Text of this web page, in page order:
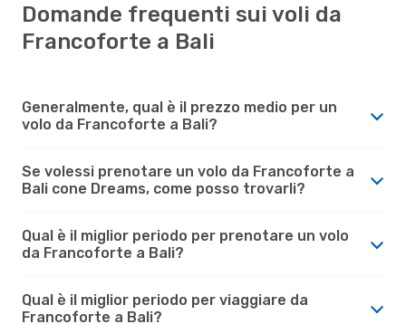
Domande frequenti sui voli da
Francoforte a Bali
Generalmente, qual è il prezzo medio per un
volo da Francoforte a Bali?
Se volessi prenotare un volo da Francoforte a
Bali cone Dreams, come posso trovarli?
Qual è il miglior periodo per prenotare un volo
da Francoforte a Bali?
Qual è il miglior periodo per viaggiare da
Francoforte a Bali?